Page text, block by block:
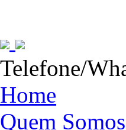
Telefone/
Home
Quem Somos